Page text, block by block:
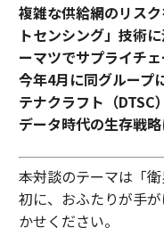
複雑な供給網のリス
トセンシング」技術
ーマツでサプライチ
今年4月に同グループ
テナクラフト（DTSC
データ時代の生存戦
――本対談のテーマは「
初に、おふたりが手
かせください。